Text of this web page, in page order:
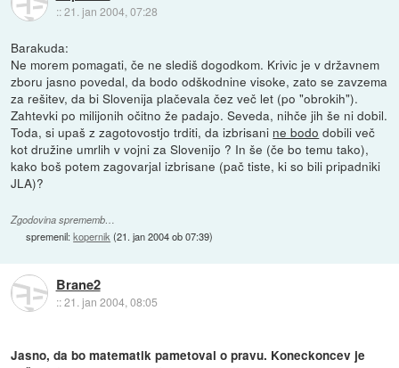
::21. jan 2004, 07:28
Barakuda:
Ne morem pomagati, če ne slediš dogodkom. Krivic je v državnem
zboru jasno povedal, da bodo odškodnine visoke, zato se zavzema
za rešitev, da bi Slovenija plačevala čez več let (po "obrokih").
Zahtevki po milijonih očitno že padajo. Seveda, nihče jih še ni dobil.
Toda, si upaš z zagotovostjo trditi, da izbrisani ne bodo dobili več
kot družine umrlih v vojni za Slovenijo ? In še (če bo temu tako),
kako boš potem zagovarjal izbrisane (pač tiste, ki so bili pripadniki
JLA)?
Zgodovina sprememb…
spremenil:kopernik (21. jan 2004 ob 07:39)
Brane2
::21. jan 2004, 08:05
Jasno, da bo matematik pametoval o pravu. Koneckoncev je